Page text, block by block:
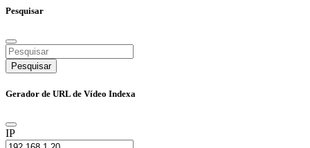
Pesquisar
Pesquisar
Gerador de URL de Vídeo Indexa
IP